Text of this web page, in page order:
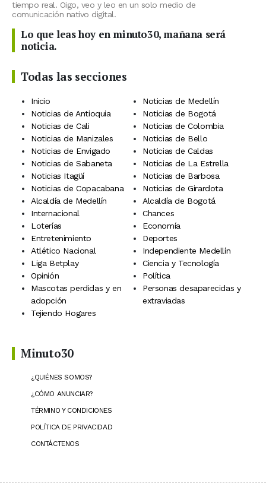
tiempo real. Oigo, veo y leo en un solo medio de
comunicación nativo digital.
Lo que leas hoy en minuto30, mañana será
noticia.
Todas las secciones
Inicio
Noticias de Medellín
Noticias de Antioquia
Noticias de Bogotá
Noticias de Cali
Noticias de Colombia
Noticias de Manizales
Noticias de Bello
Noticias de Envigado
Noticias de Caldas
Noticias de Sabaneta
Noticias de La Estrella
Noticias Itagüí
Noticias de Barbosa
Noticias de Copacabana
Noticias de Girardota
Alcaldía de Medellín
Alcaldía de Bogotá
Internacional
Chances
Loterías
Economía
Entretenimiento
Deportes
Atlético Nacional
Independiente Medellín
Liga Betplay
Ciencia y Tecnología
Opinión
Política
Mascotas perdidas y en
adopción
Personas desaparecidas y
extraviadas
Tejiendo Hogares
Minuto30
¿QUIÉNES SOMOS?
¿CÓMO ANUNCIAR?
TÉRMINO Y CONDICIONES
POLÍTICA DE PRIVACIDAD
CONTÁCTENOS